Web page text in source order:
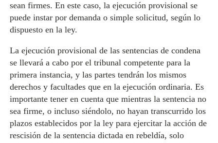
sean firmes. En este caso, la ejecución provisional se
puede instar por demanda o simple solicitud, según lo
dispuesto en la ley.
La ejecución provisional de las sentencias de condena
se llevará a cabo por el tribunal competente para la
primera instancia, y las partes tendrán los mismos
derechos y facultades que en la ejecución ordinaria. Es
importante tener en cuenta que mientras la sentencia no
sea firme, o incluso siéndolo, no hayan transcurrido los
plazos establecidos por la ley para ejercitar la acción de
rescisión de la sentencia dictada en rebeldía, solo